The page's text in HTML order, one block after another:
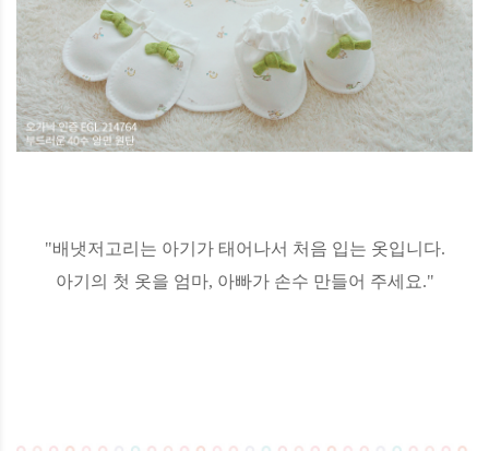
"배냇저고리는 아기가 태어나서 처음 입는 옷입니다.
아기의 첫 옷을 엄마, 아빠가 손수 만들어 주세요."